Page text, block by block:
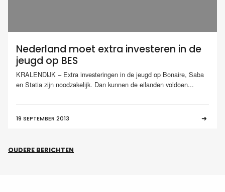
Nederland moet extra investeren in de
jeugd op BES
KRALENDIJK – Extra investeringen in de jeugd op Bonaire, Saba
en Statia zijn noodzakelijk. Dan kunnen de eilanden voldoen...
19 SEPTEMBER 2013
OUDERE BERICHTEN